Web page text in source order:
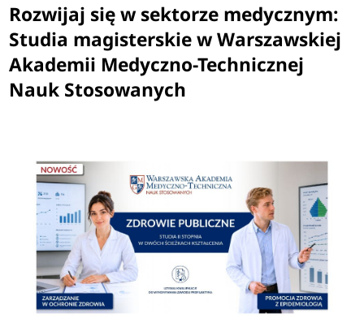
Rozwijaj się w sektorze medycznym:
Studia magisterskie w Warszawskiej
Akademii Medyczno-Technicznej
Nauk Stosowanych